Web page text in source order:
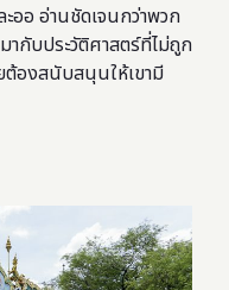
ะออ อ่านชัดเจนกว่าพวก
ากับประวัติศาสตร์ที่ไม่ถูก
ต้องสนับสนุนให้เขามี